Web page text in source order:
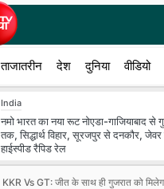
ताजातरीन देश दुनिया वीडियो
India
नमो भारत का नया रूट नोएडा-गाजियाबाद से
तक, सिद्धार्थ विहार, सूरजपुर से दनकौर,
हाईस्पीड रैपिड रेल
KKR Vs GT: जीत के साथ ही गुजरात को